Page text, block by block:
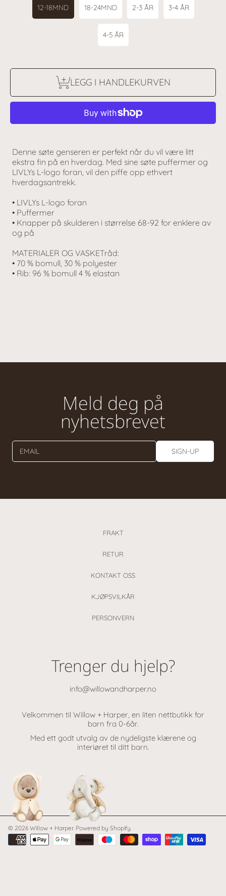
12-18MND 18-24MND 2-3 ÅR 3-4 ÅR
4-5 ÅR
LEGG I HANDLEKURVEN
Denne søte genseren er perfekt når du vil være litt
ekstra fin på en hverdag. Med sine søte puffermer og
LIVLYs L-logo foran, vil den piffe opp ethvert
hverdagsantrekk.
• LIVLYs L-logo foran
• Puffermer
• Knapper på skulderen i størrelse 68-92 for enklere av
og på
MATERIALER OG VASKETråd:
• 70 % bomull, 30 % polyester
• Rib: 96 % bomull 4 % elastan
Meld deg på
nyhetsbrevet
EMAIL SIGN-UP
FRAKT
RETUR
KONTAKT OSS
KJØPSVILKÅR
PERSONVERN
Trenger du hjelp?
info@willowandharper.no
Velkommen til Willow + Harper, en liten nettbutikk for
barn fra 0-6år.
Med ett godt utvalg av de nydeligste klærene og
interiøret til ditt barn.
© 2026 Willow + Harper. Powered by Shopify
Betalings
metoder